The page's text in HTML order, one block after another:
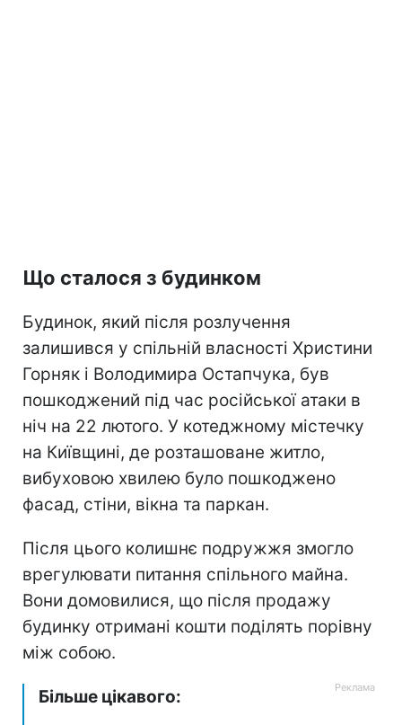
Що сталося з будинком
Будинок, який після розлучення
залишився у спільній власності Христини
Горняк і Володимира Остапчука, був
пошкоджений під час російської атаки в
ніч на 22 лютого. У котеджному містечку
на Київщині, де розташоване житло,
вибуховою хвилею було пошкоджено
фасад, стіни, вікна та паркан.
Після цього колишнє подружжя змогло
врегулювати питання спільного майна.
Вони домовилися, що після продажу
будинку отримані кошти поділять порівну
між собою.
Більше цікавого: